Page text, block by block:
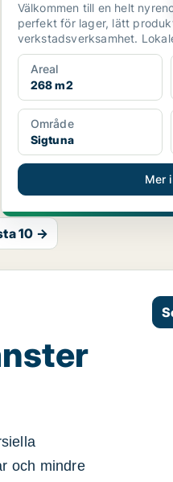
Välkommen till en helt
perfekt för lager, lätt
verkstadsverksamhet.
kvm och har ...
Areal
268 m2
Område
Sigtuna
Mer
10 →
och mindre